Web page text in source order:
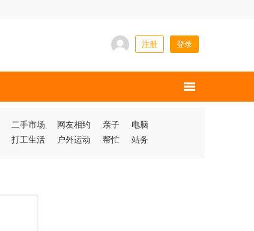
注册 登录
二手市场 网友相约 亲子
电脑
打工生活 户外运动 帮忙 站务